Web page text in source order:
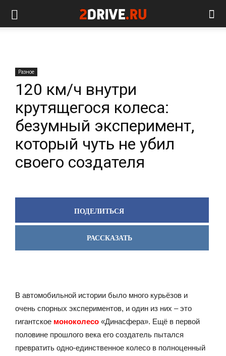
Разное
120 км/ч внутри
крутящегося колеса:
безумный эксперимент,
который чуть не убил
своего создателя
ПОДЕЛИТЬСЯ
РАССКАЗАТЬ
В автомобильной истории было много курьёзов и
очень спорных экспериментов, и один из них – это
гигантское моноколесо «Динасфера». Ещё в первой
половине прошлого века его создатель пытался
превратить одно-единственное колесо в полноценный